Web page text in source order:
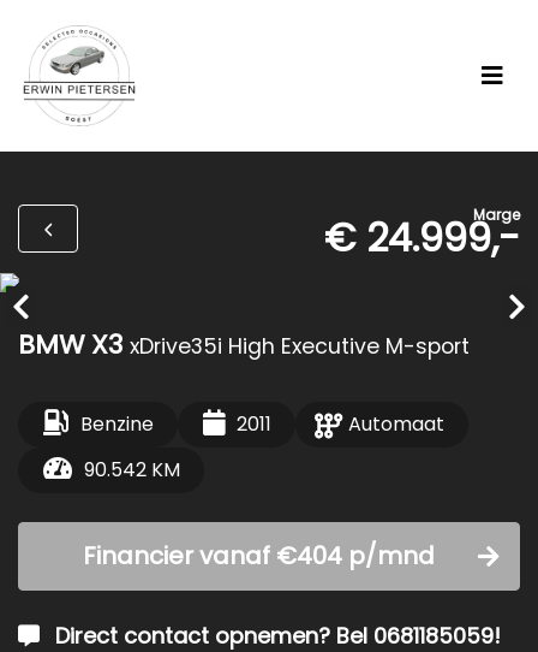
Marge
€ 24.999,-
BMW X3 xDrive35i High Executive M-sport
Benzine 2011
Automaat
90.542 KM
Financier vanaf €404 p/mnd
Direct contact opnemen? Bel 0681185059!